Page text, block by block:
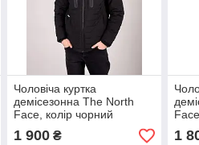
Чоловіча куртка
демісезонна The North
Face, колір чорний
1 900₴ 1